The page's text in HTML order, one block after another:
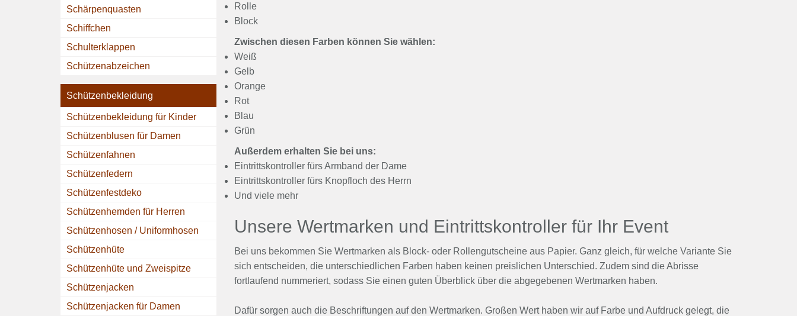
Schärpenquasten
Schiffchen
Schulterklappen
Schützenabzeichen
Schützenbekleidung
Schützenbekleidung für Kinder
Schützenblusen für Damen
Schützenfahnen
Schützenfedern
Schützenfestdeko
Schützenhemden für Herren
Schützenhosen / Uniformhosen
Schützenhüte
Schützenhüte und Zweispitze
Schützenjacken
Schützenjacken für Damen
Rolle
Block
Zwischen diesen Farben können Sie wählen:
Weiß
Gelb
Orange
Rot
Blau
Grün
Außerdem erhalten Sie bei uns:
Eintrittskontroller fürs Armband der Dame
Eintrittskontroller fürs Knopfloch des Herrn
Und viele mehr
Unsere Wertmarken und Eintrittskontroller für Ihr Event
Bei uns bekommen Sie Wertmarken als Block- oder Rollengutscheine aus Papier. Ganz gleich, für welche Variante Sie
sich entscheiden, die unterschiedlichen Farben haben keinen preislichen Unterschied. Zudem sind die Abrisse
fortlaufend nummeriert, sodass Sie einen guten Überblick über die abgegebenen Wertmarken haben.
Dafür sorgen auch die Beschriftungen auf den Wertmarken. Großen Wert haben wir auf Farbe und Aufdruck gelegt, die